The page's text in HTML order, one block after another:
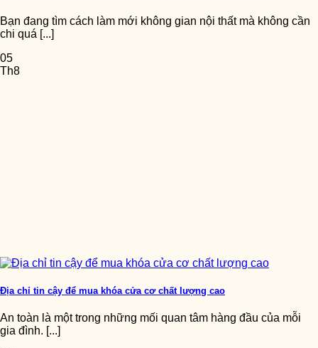
Bạn đang tìm cách làm mới không gian nội thất mà không cần
chi quá [...]
05
Th8
Địa chỉ tin cậy để mua khóa cửa cơ chất lượng cao
An toàn là một trong những mối quan tâm hàng đầu của mỗi
gia đình. [...]